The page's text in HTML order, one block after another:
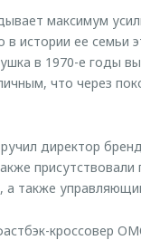
максимум
истории ее
в 1970-е годы
что через
директор
также
кроссовер